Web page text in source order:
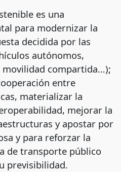
es una
para modernizar la
decidida por las
autónomos,
compartida…);
entre
materializar la
mejorar la
y apostar por
y para reforzar la
de transporte público
previsibilidad.